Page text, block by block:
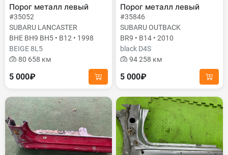
Порог металл левый
#35052
SUBARU LANCASTER
BHE BH9 BH5 • B12 • 1998
BEIGE 8L5
80 658 км
5 000₽
Порог металл левый
#35846
SUBARU OUTBACK
BR9 • B14 • 2010
black D4S
94 258 км
5 000₽